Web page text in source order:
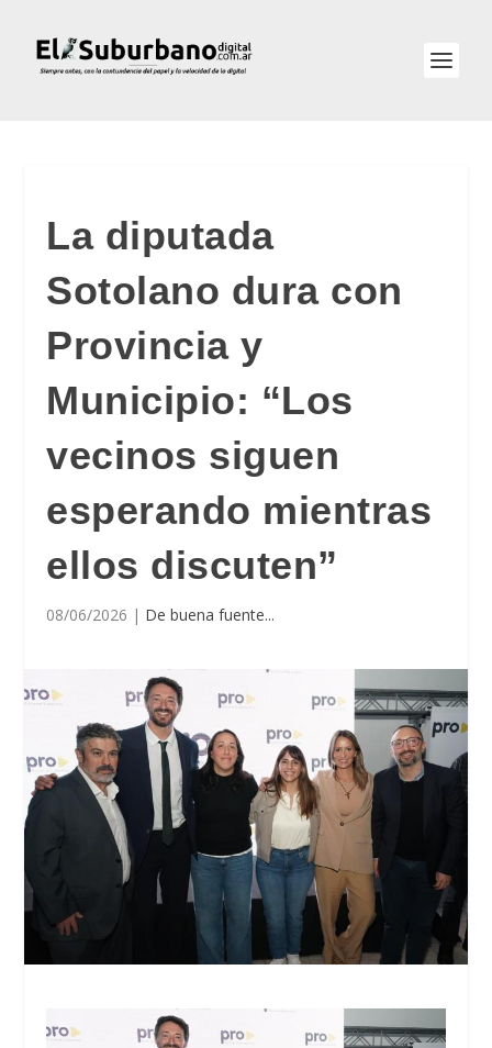
La diputada
Sotolano dura con
Provincia y
Municipio: “Los
vecinos siguen
esperando mientras
ellos discuten”
08/06/2026 | De buena fuente...